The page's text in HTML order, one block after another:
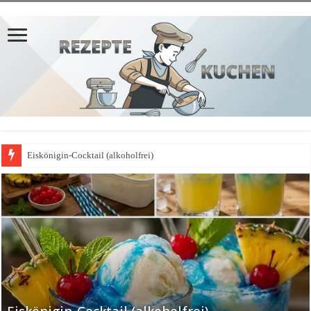
Eiskönigin-Cocktail (alkoholfrei)
𝗣𝗳𝗹𝗮𝘂𝗺𝗲𝗻𝗸𝘂𝗰𝗵𝗲𝗻-𝗔𝗽𝗳𝗲𝗹𝗯𝗹𝗲𝗰𝗵𝗸𝘂𝗰𝗵𝗲𝗻-